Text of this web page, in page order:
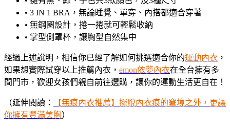
• 3 IN 1 BRA，無論睡覺、單穿、內搭都適合穿著
• 無鋼圈設計，捲一捲就可輕鬆收納
• 掌型側罩杯，讓胸型自然集中
經過上述說明，相信你已經了解如何挑選適合你的運動內衣 ，
如果想實際試穿以上推薦內衣， emon依夢內衣在全台擁有多
間門市，歡迎女孩們親自前往選購，讓你的運動生活更自在！
（延伸閱讀：
【無痕內衣推薦】擺脫內衣痕的窘境之外，更讓
你擁有豐滿美胸）